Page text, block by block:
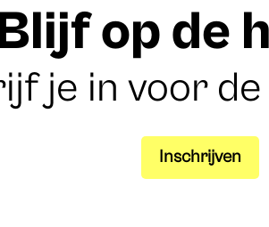
op de
je in voor
Inschrijven